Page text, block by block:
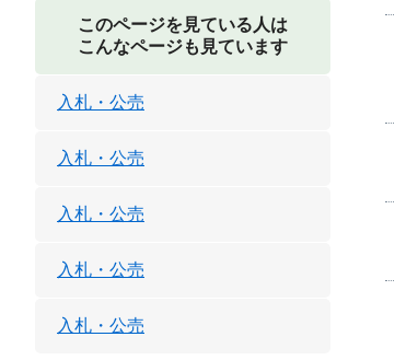
このページを見ている人は
こんなページも見ています
入札・公売
入札・公売
入札・公売
入札・公売
入札・公売